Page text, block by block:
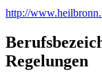
http://
Regelungen